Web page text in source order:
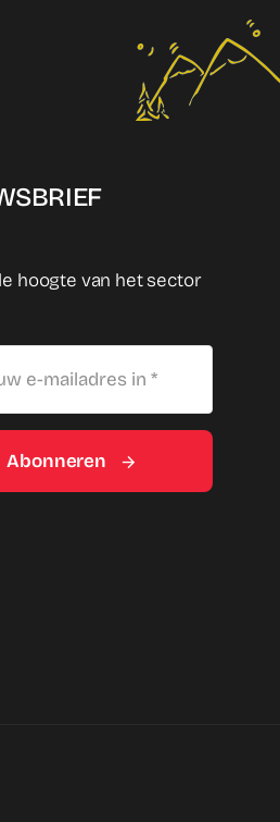
hoogte van het sector
Abonneren